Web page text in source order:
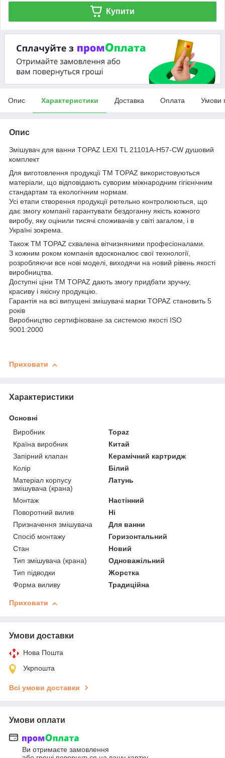
Купити
Опис Характеристики Доставка Оплата Умови
Опис
Змішувач для ванни TOPAZ LEXI TL 21101A-H57-CW душовий
комплект
Для виготовлення продукції ТМ TOPAZ використовуються
матеріали, що відповідають суворим міжнародним гігієнічним
стандартам та екологічним нормам.
Усі етапи створення продукції ретельно контролюються, що
дає змогу компанії гарантувати бездоганну якість кожного
виробу, яку оцінили тисячі споживачів у світі загалом, і в
Україні зокрема.
Також ТМ TOPAZ схвалена вітчизняними професіоналами.
З кожним роком компанія вдосконалює свої технології,
розробляючи все нові моделі, виходячи на новий рівень якості
виробництва.
Доступні ціни ТМ TOPAZ дають змогу придбати зручну,
красиву і якісну продукцію.
Гарантія на всі випущені змішувачі марки TOPAZ становить 5
років
Виробництво сертифіковане за системою якості ISO
9001:2000
Приховати
Характеристики
Основні
Виробник
Topaz
Країна виробник
Китай
Запірний клапан
Керамічний картридж
Колір
Білий
Матеріал корпусу
змішувача (крана)
Латунь
Монтаж
Настінний
Поворотний вилив
Ні
Призначення змішувача
Для ванни
Спосіб монтажу
Горизонтальний
Стан
Новий
Тип змішувача (крана)
Одноважільний
Тип підводки
Жорстка
Форма виливу
Традиційна
Приховати
Умови доставки
Нова Пошта
Укрпошта
Всі умови доставки
Умови оплати
Ви отримаєте замовлення